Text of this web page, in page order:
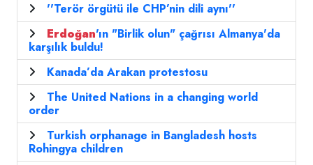
''Terör örgütü ile CHP’nin dili aynı''
Erdoğan'ın "Birlik olun" çağrısı Almanya'da
karşılık buldu!
Kanada’da Arakan protestosu
The United Nations in a changing world
order
Turkish orphanage in Bangladesh hosts
Rohingya children